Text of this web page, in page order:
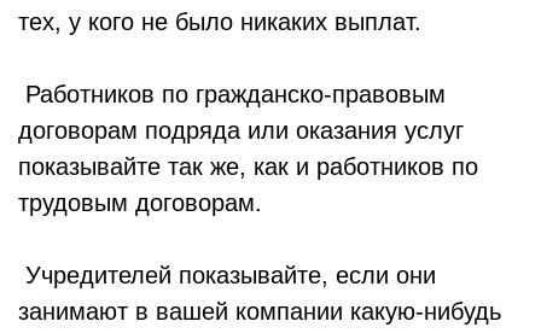
тех, у кого не было никаких выплат.
Работников по гражданско-правовым
договорам подряда или оказания услуг
показывайте так же, как и работников по
трудовым договорам.
Учредителей показывайте, если они
занимают в вашей компании какую-нибудь